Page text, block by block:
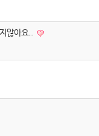
않아요..